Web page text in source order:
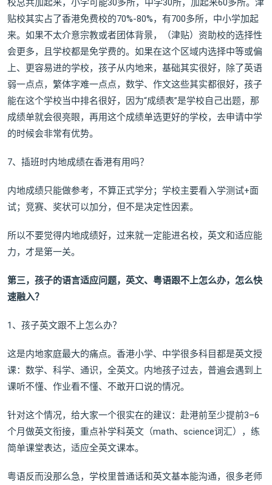
校总共加起来，小学可能30多所，中学30所，加起来60多所。津
贴校其实占了香港免费校的70%-80%，有700多所，中小学加起
来。如果不太介意宗教或者团体背景，（津贴）资助校的选择性
会更多，且学校都是免学费的。如果在这个区域内选择中等或偏
上、更容易进的学校，孩子从内地来，基础其实很好，除了英语
弱一点点，繁体字难一点点，数学、作文这些其实都很好，孩子
能在这个学校当中排名很好，因为“成绩表”是学校自己出题，那
成绩单就会很亮眼，再用这个成绩单选更好的学校，去申请中学
的时候会非常有优势。
7、插班时内地成绩在香港有用吗？
内地成绩只能做参考，不算正式学分；学校主要看入学测试+面
试；竞赛、奖状可以加分，但不是决定性因素。
所以不要觉得内地成绩好，过来就一定能进名校，英文和适应能
力，才是第一关。
第三，孩子的语言适应问题，英文、粤语跟不上怎么办，怎么快
速融入？
1、孩子英文跟不上怎么办？
这是内地家庭最大的痛点。香港小学、中学很多科目都是英文授
课：数学、科学、通识，全英文。内地孩子过去，普遍会遇到上
课听不懂、作业看不懂、不敢开口说的情况。
针对这个情况，给大家一个很实在的建议：赴港前至少提前3–6
个月做英文衔接，重点补学科英文（math、science词汇），练
简单课堂表达，适应全英文课本。
粤语反而没那么急，学校里普通话和英文基本能沟通，很多老师